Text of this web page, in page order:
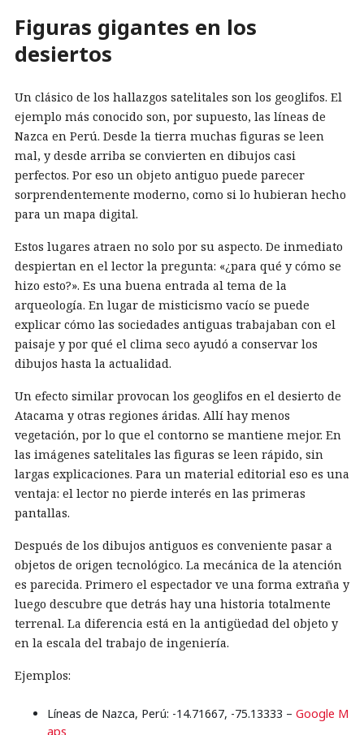
Figuras gigantes en los
desiertos
Un clásico de los hallazgos satelitales son los geoglifos. El
ejemplo más conocido son, por supuesto, las líneas de
Nazca en Perú. Desde la tierra muchas figuras se leen
mal, y desde arriba se convierten en dibujos casi
perfectos. Por eso un objeto antiguo puede parecer
sorprendentemente moderno, como si lo hubieran hecho
para un mapa digital.
Estos lugares atraen no solo por su aspecto. De inmediato
despiertan en el lector la pregunta: «¿para qué y cómo se
hizo esto?». Es una buena entrada al tema de la
arqueología. En lugar de misticismo vacío se puede
explicar cómo las sociedades antiguas trabajaban con el
paisaje y por qué el clima seco ayudó a conservar los
dibujos hasta la actualidad.
Un efecto similar provocan los geoglifos en el desierto de
Atacama y otras regiones áridas. Allí hay menos
vegetación, por lo que el contorno se mantiene mejor. En
las imágenes satelitales las figuras se leen rápido, sin
largas explicaciones. Para un material editorial eso es una
ventaja: el lector no pierde interés en las primeras
pantallas.
Después de los dibujos antiguos es conveniente pasar a
objetos de origen tecnológico. La mecánica de la atención
es parecida. Primero el espectador ve una forma extraña y
luego descubre que detrás hay una historia totalmente
terrenal. La diferencia está en la antigüedad del objeto y
en la escala del trabajo de ingeniería.
Ejemplos:
Líneas de Nazca, Perú: -14.71667, -75.13333 – Google M
aps